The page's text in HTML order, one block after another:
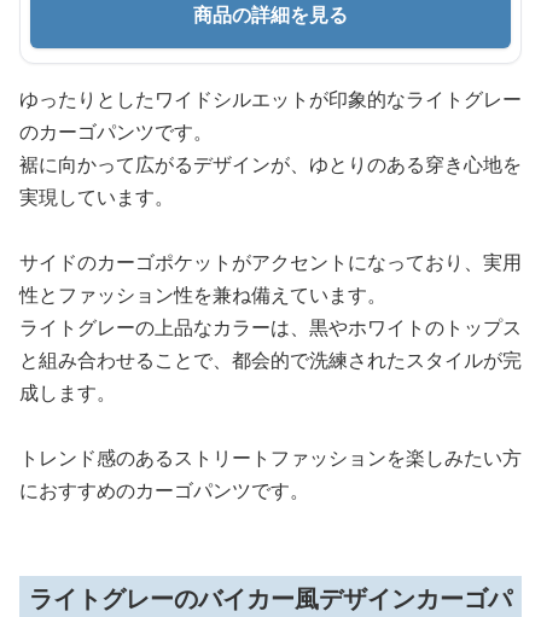
商品の詳細を見る
ゆったりとしたワイドシルエットが印象的なライトグレー
のカーゴパンツです。
裾に向かって広がるデザインが、ゆとりのある穿き心地を
実現しています。
サイドのカーゴポケットがアクセントになっており、実用
性とファッション性を兼ね備えています。
ライトグレーの上品なカラーは、黒やホワイトのトップス
と組み合わせることで、都会的で洗練されたスタイルが完
成します。
トレンド感のあるストリートファッションを楽しみたい方
におすすめのカーゴパンツです。
ライトグレーのバイカー風デザインカーゴパ